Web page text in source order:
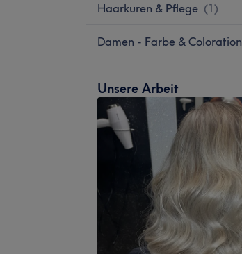
Haarkuren & Pflege (1)
Damen - Farbe & Coloration
Unsere Arbeit